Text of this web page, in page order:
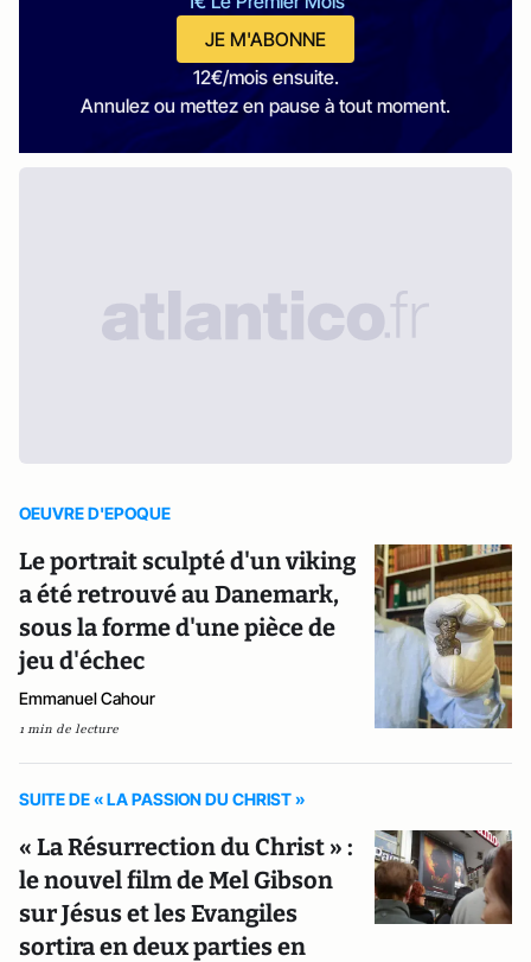
JE M'ABONNE
12€/mois ensuite.
Annulez ou mettez en pause à tout moment.
OEUVRE D'EPOQUE
Le portrait sculpté d'un viking
a été retrouvé au Danemark,
sous la forme d'une pièce de
jeu d'échec
Emmanuel Cahour
1 min de lecture
SUITE DE « LA PASSION DU CHRIST »
« La Résurrection du Christ » :
le nouvel film de Mel Gibson
sur Jésus et les Evangiles
sortira en deux parties en